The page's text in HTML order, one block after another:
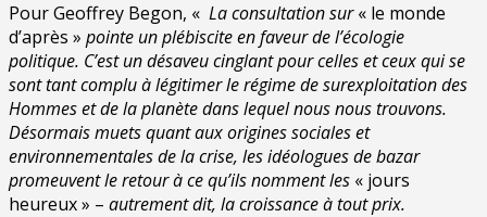
Pour Geoffrey Begon, « La consultation sur« le monde
d’après » pointe un plébiscite en faveur de l’écologie
politique. C’est un désaveu cinglant pour celles et ceux qui se
sont tant complu à légitimer le régime de surexploitation des
Hommes et de la planète dans lequel nous nous trouvons.
Désormais muets quant aux origines sociales et
environnementales de la crise, les idéologues de bazar
promeuvent le retour à ce qu’ils nomment les « jours
heureux » – autrement dit, la croissance à tout prix.